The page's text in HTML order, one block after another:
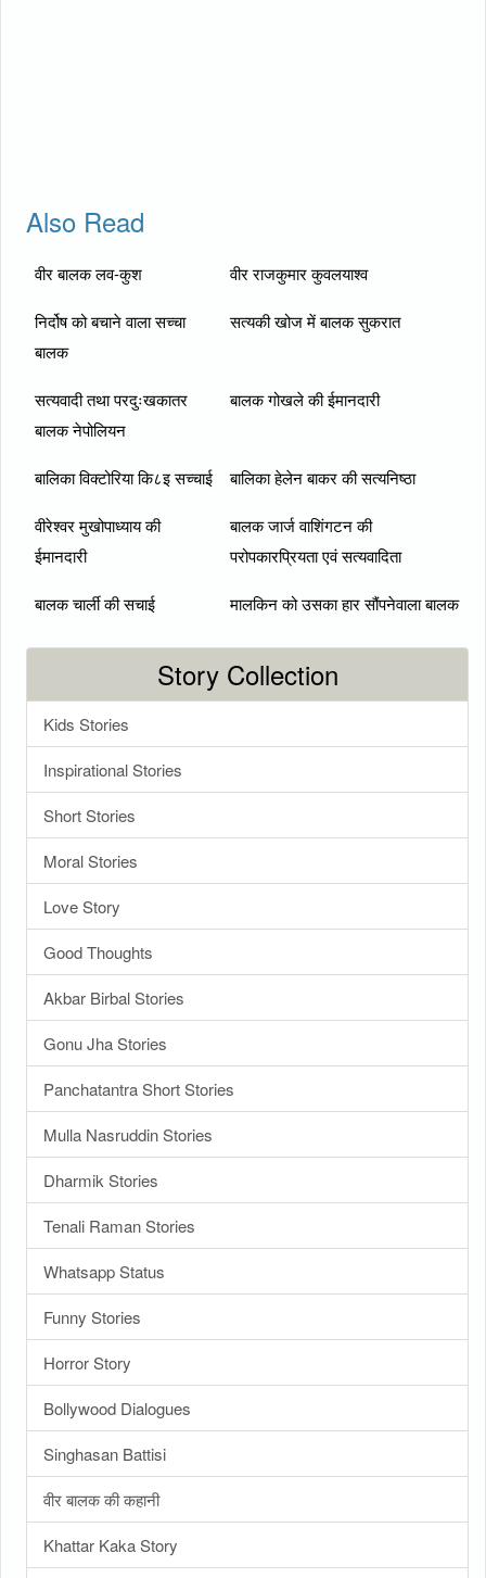
Also Read
वीर बालक लव-कुश वीर राजकुमार कुवलयाश्व
निर्दोष को बचाने वाला सच्चा
बालक
सत्यकी खोज में बालक सुकरात
सत्यवादी तथा परदुःखकातर
बालक नेपोलियन
बालक गोखले की ईमानदारी
बालिका विक्टोरिया कि८इ सच्चाई बालिका हेलेन बाकर की सत्यनिष्ठा
वीरेश्वर मुखोपाध्याय की
ईमानदारी
बालक जार्ज वाशिंगटन की
परोपकारप्रियता एवं सत्यवादिता
बालक चार्ली की सचाई मालकिन को उसका हार सौंपनेवाला बालक
Story Collection
Kids Stories
Inspirational Stories
Short Stories
Moral Stories
Love Story
Good Thoughts
Akbar Birbal Stories
Gonu Jha Stories
Panchatantra Short Stories
Mulla Nasruddin Stories
Dharmik Stories
Tenali Raman Stories
Whatsapp Status
Funny Stories
Horror Story
Bollywood Dialogues
Singhasan Battisi
वीर बालक की कहानी
Khattar Kaka Story